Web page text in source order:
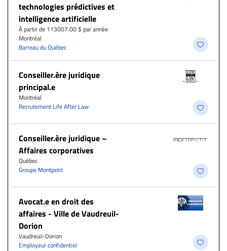
technologies prédictives et
intelligence artificielle
À partir de 113007.00 $ par année
Montréal
Barreau du Québec
Conseiller.ère juridique
principal.e
Montréal
Recrutement Life After Law
Conseiller.ère juridique –
Affaires corporatives
Québec
Groupe Montpetit
Avocat.e en droit des
affaires - Ville de Vaudreuil-
Dorion
Vaudreuil-Dorion
Employeur confidentiel